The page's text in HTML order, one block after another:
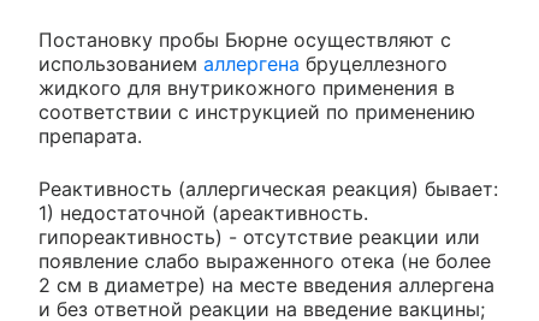
Постановку пробы Бюрне осуществляют с
использованием аллергена бруцеллезного
жидкого для внутрикожного применения в
соответствии с инструкцией по применению
препарата.
Реактивность (аллергическая реакция) бывает:
1) недостаточной (ареактивность.
гипореактивность) - отсутствие реакции или
появление слабо выраженного отека (не более
2 см в диаметре) на месте введения аллергена
и без ответной реакции на введение вакцины;